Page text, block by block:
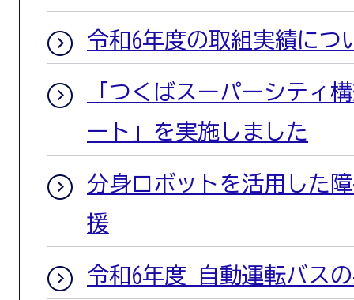
令和6年度の取組実績につ
「つくばスーパーシティ
ート」を実施しました
分身ロボットを活用した
援
令和6年度 自動運転バス